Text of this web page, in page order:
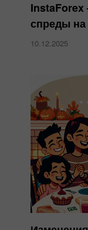
спреды
10.12.2025